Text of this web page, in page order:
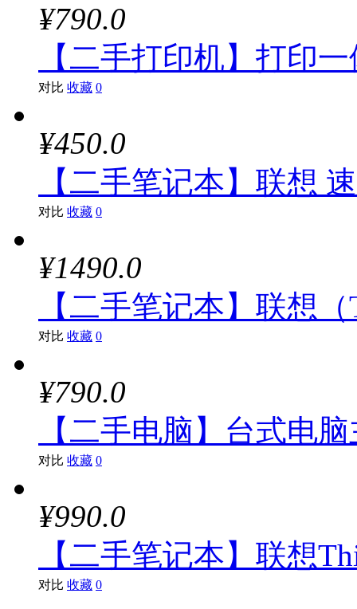
¥790.0
【二手打印机】打印
对比 收藏 0
¥450.0
【二手笔记本】联想
对比 收藏 0
¥1490.0
【二手笔记本】联想
对比 收藏 0
¥790.0
【二手电脑】台式电
对比 收藏 0
¥990.0
【二手笔记本】联想
对比 收藏 0